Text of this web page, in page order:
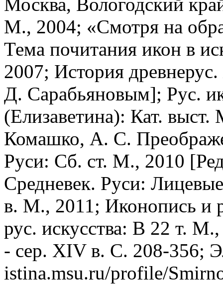
М., 2004; «Смотря на
Тема почитания икон в
2007; История
Д. Сарабьяновым]; Рус.
(Елизаветина): Кат.
Комашко, А. С.
Руси: Сб. ст. М., 2010
Средневек. Руси:
в. М., 2011; Иконопись и
рус. искусства: В 22 т.
- сер. XIV в. С. 208-356;
istina.msu.ru/profile/